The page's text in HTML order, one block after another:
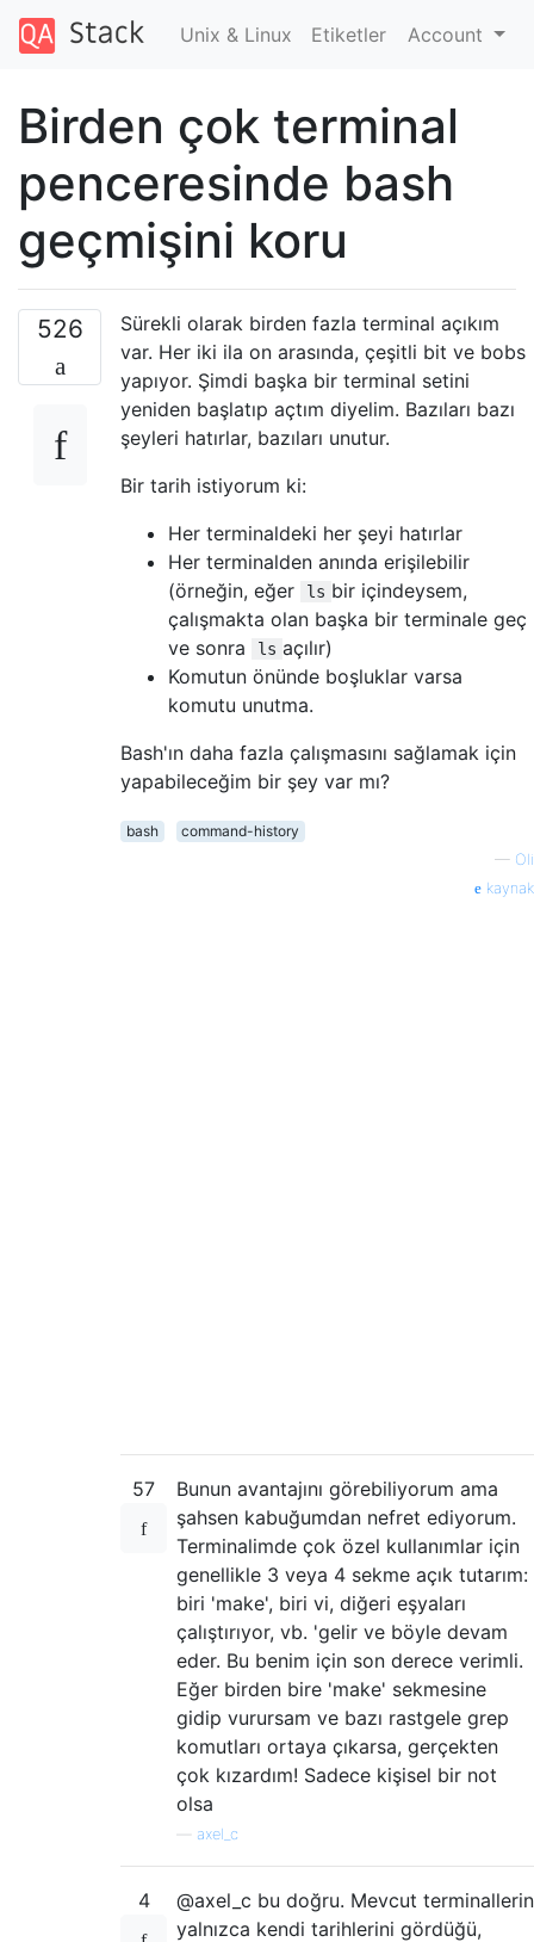
Unix & Linux Etiketler Account
Birden çok terminal
penceresinde bash
geçmişini koru
526
Sürekli olarak birden fazla terminal açıkım
var. Her iki ila on arasında, çeşitli bit ve bobs
yapıyor. Şimdi başka bir terminal setini
yeniden başlatıp açtım diyelim. Bazıları bazı
şeyleri hatırlar, bazıları unutur.
Bir tarih istiyorum ki:
Her terminaldeki her şeyi hatırlar
Her terminalden anında erişilebilir
(örneğin, eğer
ls bir içindeysem,
çalışmakta olan başka bir terminale geç
ve sonra
ls açılır)
Komutun önünde boşluklar varsa
komutu unutma.
Bash'ın daha fazla çalışmasını sağlamak için
yapabileceğim bir şey var mı?
bash
command-history
— Oli
kaynak
57
Bunun avantajını görebiliyorum ama
şahsen kabuğumdan nefret ediyorum.
Terminalimde çok özel kullanımlar için
genellikle 3 veya 4 sekme açık tutarım:
biri 'make', biri vi, diğeri eşyaları
çalıştırıyor, vb. 'gelir ve böyle devam
eder. Bu benim için son derece verimli.
Eğer birden bire 'make' sekmesine
gidip vurursam ve bazı rastgele grep
komutları ortaya çıkarsa, gerçekten
çok kızardım! Sadece kişisel bir not
olsa
axel_c
4
@axel_c bu doğru. Mevcut terminallerin
yalnızca kendi tarihlerini gördüğü,